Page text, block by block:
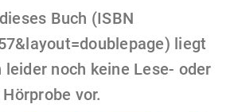
Buch (ISBN
liegt
leider noch keine Lese- oder
Hörprobe vor.